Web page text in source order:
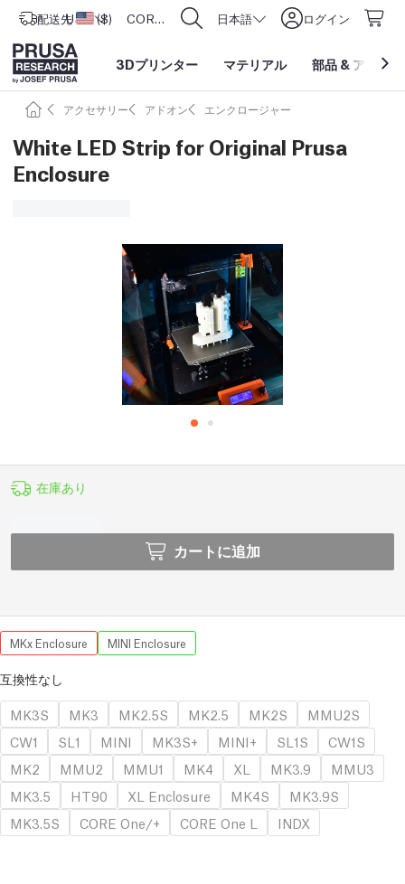
配送先 アメリカ合衆国
USD ($) CORE One L: Now In Stock! 日本語 ログイン
3Dプリンター マテリアル 部品 & アクセ
アクセサリー アドオン エンクロージャー
White LED Strip for Original Prusa
Enclosure
在庫あり
カートに追加
MKx Enclosure MINI Enclosure
互換性なし
MK3S
MK3 MK2.5S MK2.5 MK2S
MMU2S
CW1
SL1 MINI MK3S+ MINI+ SL1S
CW1S
MK2
MMU2 MMU1 MK4 XL MK3.9
MMU3
MK3.5
HT90 XL Enclosure MK4S
MK3.9S
MK3.5S
CORE One/+ CORE One L INDX